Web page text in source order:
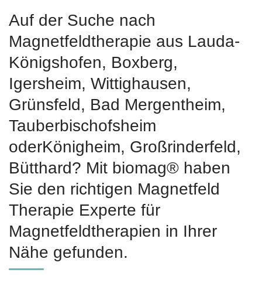
Auf der Suche nach
Magnetfeldtherapie aus Lauda-
Königshofen, Boxberg,
Igersheim, Wittighausen,
Grünsfeld, Bad Mergentheim,
Tauberbischofsheim
oderKönigheim, Großrinderfeld,
Bütthard? Mit biomag® haben
Sie den richtigen Magnetfeld
Therapie Experte für
Magnetfeldtherapien in Ihrer
Nähe gefunden.